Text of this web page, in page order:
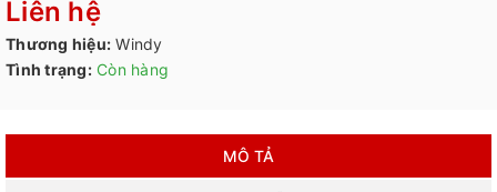
Liên hệ
Thương hiệu: Windy
Tình trạng: Còn hàng
MÔ TẢ